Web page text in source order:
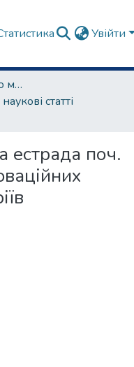
Увійти
Факультет сценічного мистецтва
наукові статті
естрада поч.